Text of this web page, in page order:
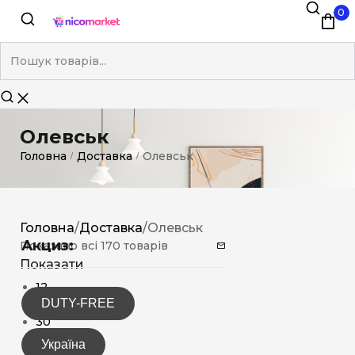
0
Олевськ
Головна / Доставка / Олевськ
Акциз:
DUTY-FREE
Україна
Головна/Доставка/Олевськ
Показано всі 170 товарів
Показати
12
15
30